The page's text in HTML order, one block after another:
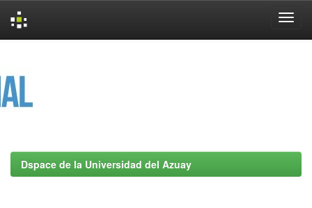
Dspace de la Universidad del Azuay